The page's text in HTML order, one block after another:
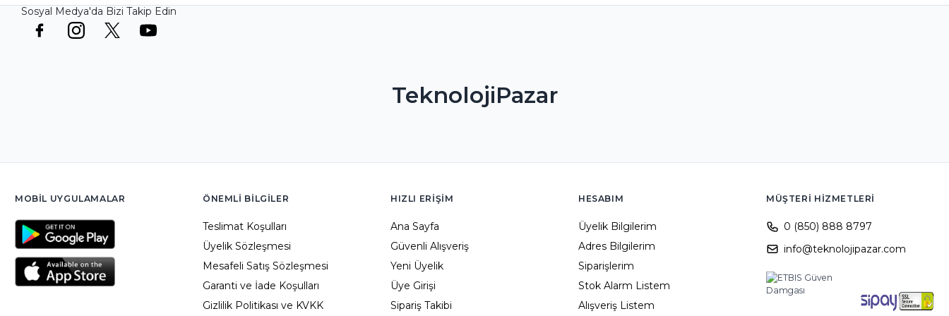
Sosyal Medya'da Bizi Takip Edin
TeknolojiPazar
MOBIL UYGULAMALAR ÖNEMLI BILGILER
Teslimat Koşulları
Üyelik Sözleşmesi
Mesafeli Satış Sözleşmesi
Garanti ve İade Koşulları
Gizlilik Politikası ve KVKK
HIZLI ERIŞIM
Ana Sayfa
Güvenli Alışveriş
Yeni Üyelik
Üye Girişi
Sipariş Takibi
HESABIM
Üyelik Bilgilerim
Adres Bilgilerim
Siparişlerim
Stok Alarm Listem
Alışveriş Listem
MÜŞTERI HIZMETLERI
0 (850) 888 8797
info@teknolojipazar.com